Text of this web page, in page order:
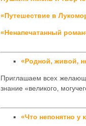
«Путешествие в
«Ненапечатанный
«Родной, живой,
Приглашаем всех
знание «великого,
«Что непонятно у